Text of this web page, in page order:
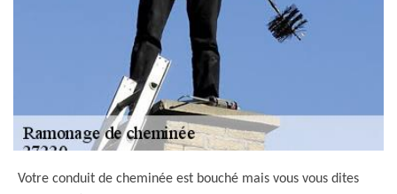
Votre conduit de cheminée est bouché mais vous vous dites